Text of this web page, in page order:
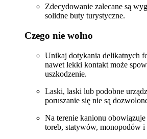
Zdecydowanie zalecane są
solidne buty turystyczne.
Czego nie wolno
Unikaj dotykania delikatnych
nawet lekki kontakt może
uszkodzenie.
Laski, laski lub podobne
poruszanie się nie są
Na terenie kanionu
toreb, statywów, monopodów i